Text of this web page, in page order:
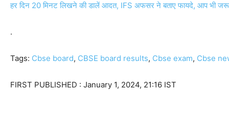
हर दिन 20 मिनट लिखने की डालें आदत, IFS अफसर ने बताए फायदे, आप भी
.
Tags: Cbse board, CBSE board results, Cbse exam, Cbse
FIRST PUBLISHED : January 1, 2024, 21:16 IST